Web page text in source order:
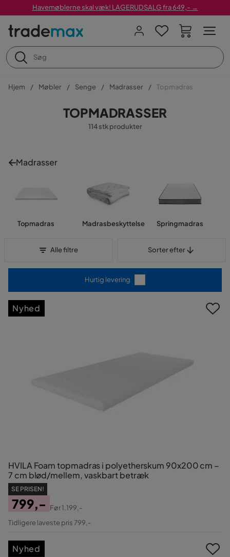
Havemøblerne skal væk! LAGERUDSALG fra 649,- →
Hjem Møbler Senge Madrasser Topmadras
TOPMADRASSER
114 stk produkter
Madrasser
Topmadras Madrasbeskyttelse Springmadras
Alle filtre Sorter efter
Hurtig levering
HVILA Foam topmadras i polyetherskum 90x200 cm –
7 cm blød/mellem, vaskbart betræk
SE PRISEN!
Pris
799,-
Original
Før1.199,-
Tidligere laveste pris 799,-
Nyhed
Nyhed